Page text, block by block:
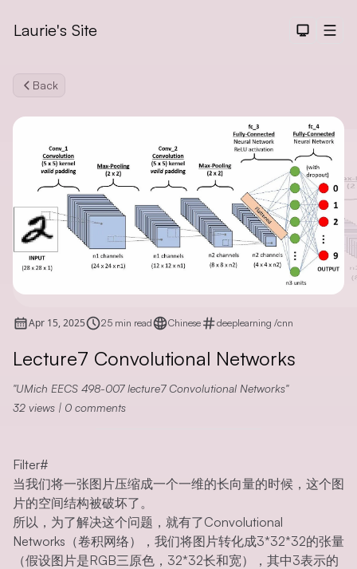
Laurie's Site
Search
Dark
Back
Apr 15, 2025 25 min read Chinese deeplearning /cnn
Lecture7 Convolutional Networks
UMich EECS 498-007 lecture7 Convolutional Networks
32 views | 0 comments
Filter#
当我们将一张图片压缩成一个一维的长向量的时候，这个图
片的空间结构被破坏了。
所以，为了解决这个问题，就有了Convolutional
Networks（卷积网络），我们将图片转化成3*32*32的张量
（假设图片是RGB三原色，32*32长和宽），其中3表示的